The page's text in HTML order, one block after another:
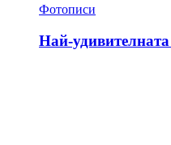
Фотописи
Най-